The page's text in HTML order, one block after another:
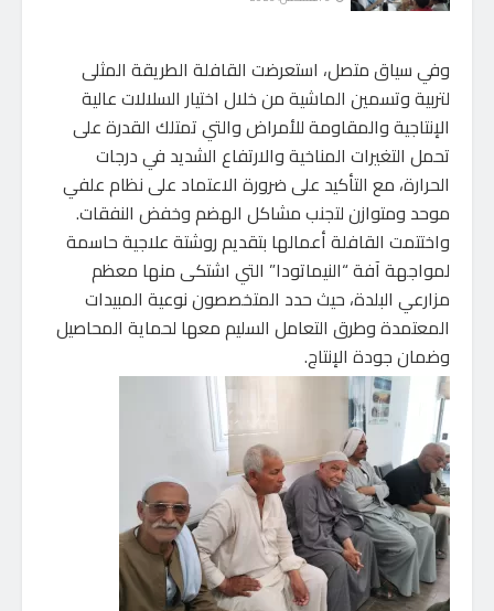
وفي سياق متصل، استعرضت القافلة الطريقة المثلى
لتربية وتسمين الماشية من خلال اختيار السلالات عالية
الإنتاجية والمقاومة للأمراض والتي تمتلك القدرة على
تحمل التغيرات المناخية والارتفاع الشديد في درجات
الحرارة، مع التأكيد على ضرورة الاعتماد على نظام علفي
موحد ومتوازن لتجنب مشاكل الهضم وخفض النفقات.
واختتمت القافلة أعمالها بتقديم روشتة علاجية حاسمة
لمواجهة آفة “النيماتودا” التي اشتكى منها معظم
مزارعي البلدة، حيث حدد المتخصصون نوعية المبيدات
المعتمدة وطرق التعامل السليم معها لحماية المحاصيل
وضمان جودة الإنتاج.